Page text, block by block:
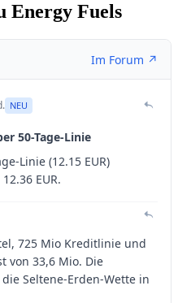
Energy Fuels